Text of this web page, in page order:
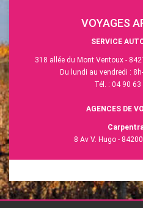
VOYAGES
SERVICE
318 allée du Mont Ventoux -
Du lundi au vendredi :
Tél. : 04 90 63
AGENCES DE
8 Av V. Hugo -
L'Isle-sur-la-
13 Esp. R.Vasse - 84800